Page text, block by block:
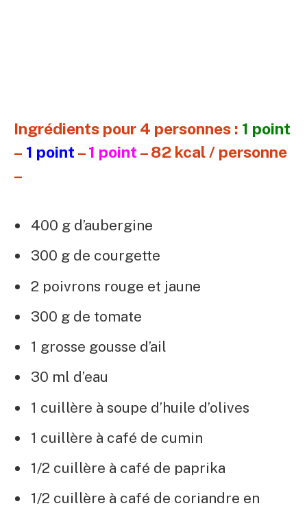
Ingrédients pour 4 personnes : 1 point
– 1 point –1 point – 82 kcal / personne
–
400 g d’aubergine
300 g de courgette
2 poivrons rouge et jaune
300 g de tomate
1 grosse gousse d’ail
30 ml d’eau
1 cuillère à soupe d’huile d’olives
1 cuillère à café de cumin
1/2 cuillère à café de paprika
1/2 cuillère à café de coriandre en